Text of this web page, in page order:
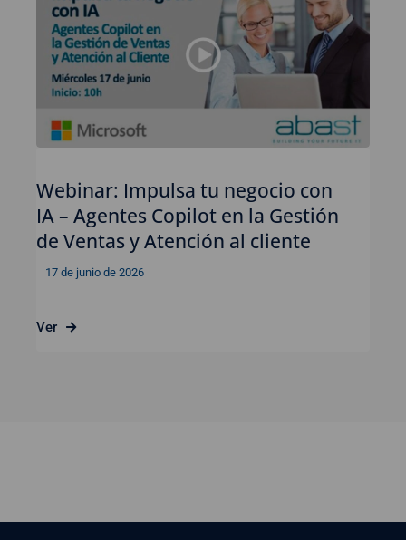
Webinar: Impulsa tu negocio con
IA – Agentes Copilot en la Gestión
de Ventas y Atención al cliente
17 de junio de 2026
Ver